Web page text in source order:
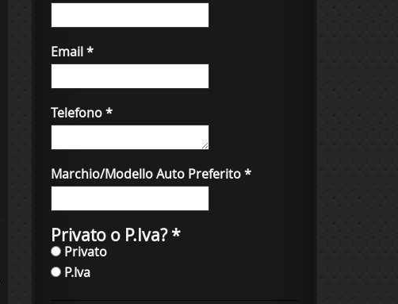
Email*
Telefono*
Marchio/Modello Auto Preferito*
Privato o P.Iva?*
Privato
P.Iva